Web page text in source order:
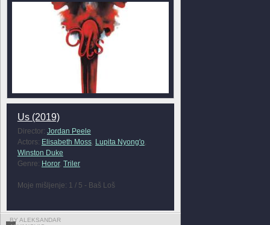
Us (2019)
Director: Jordan Peele
Actors: Elisabeth Moss, Lupita Nyong'o,
Winston Duke
Genre: Horor, Triler
Moje mišljenje: 1 / 5 - Baš Loš
BY ALEKSANDAR